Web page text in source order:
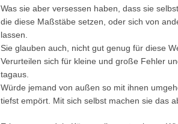
Was sie aber versessen haben, dass sie
die diese Maßstäbe setzen, oder sich von
lassen.
Sie glauben auch, nicht gut genug für diese
Verurteilen sich für kleine und große Fehler
tagaus.
Würde jemand von außen so mit ihnen
tiefst empört. Mit sich selbst machen sie das